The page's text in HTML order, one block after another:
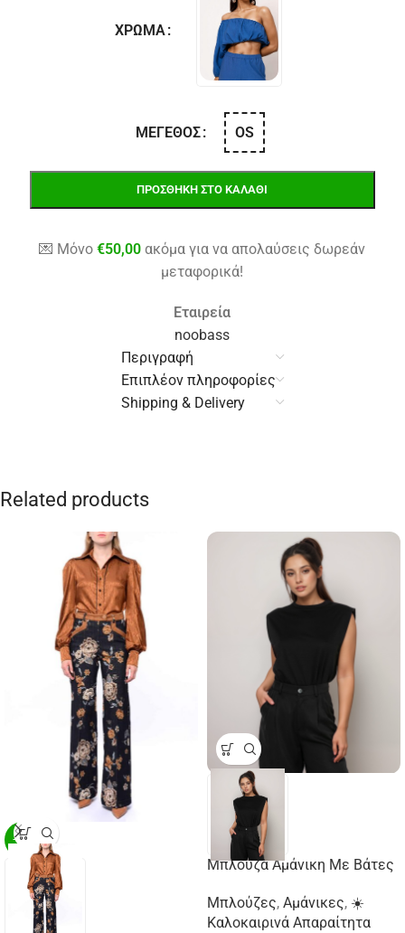
ΧΡΏΜΑ
ΜΈΓΕΘΟΣ OS
ΠΡΟΣΘΉΚΗ ΣΤΟ ΚΑΛΆΘΙ
💌 Μόνο€50,00 ακόμα για να απολαύσεις δωρεάν
μεταφορικά!
Εταιρεία
noobass
Περιγραφή
Επιπλέον πληροφορίες
Shipping & Delivery
Related products
-29%
Μπλούζα Αμάνικη Με Βάτες
Μπλούζες, Αμάνικες, ☀️
Καλοκαιρινά Απαραίτητα